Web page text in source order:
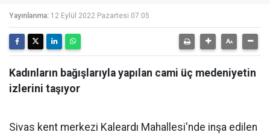
Yayınlanma: 12 Eylül 2022 Pazartesi 07:05
Kadınların bağışlarıyla yapılan cami üç medeniyetin
izlerini taşıyor
Sivas kent merkezi Kaleardı Mahallesi'nde inşa edilen